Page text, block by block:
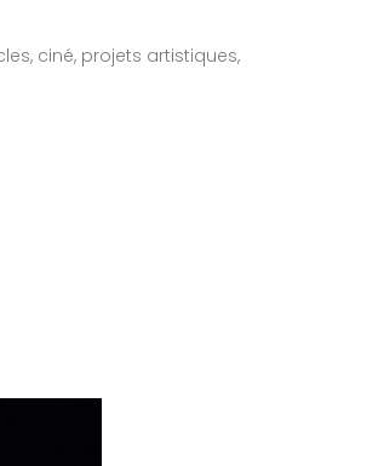
ciné, projets artistiques,